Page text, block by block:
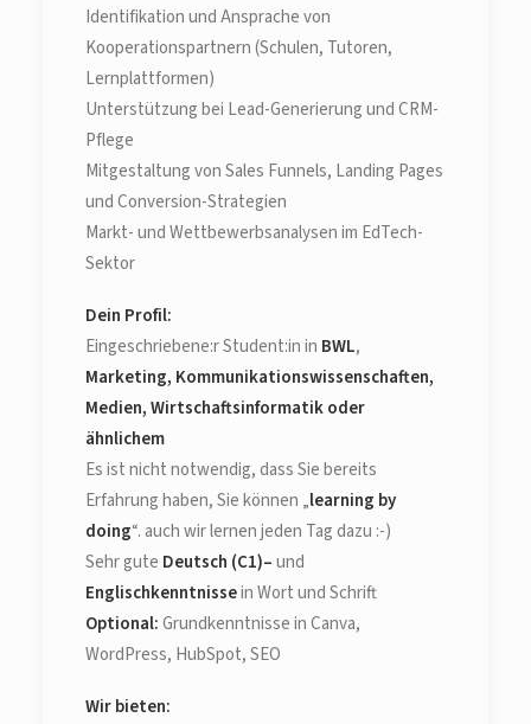
Identifikation und Ansprache von
Kooperationspartnern (Schulen, Tutoren,
Lernplattformen)
Unterstützung bei Lead-Generierung und CRM-
Pflege
Mitgestaltung von Sales Funnels, Landing Pages
und Conversion-Strategien
Markt- und Wettbewerbsanalysen im EdTech-
Sektor
Dein Profil:
Eingeschriebene:r Student:in in BWL,
Marketing, Kommunikationswissenschaften,
Medien, Wirtschaftsinformatik oder
ähnlichem
Es ist nicht notwendig, dass Sie bereits
Erfahrung haben, Sie können „learning by
doing“. auch wir lernen jeden Tag dazu :-)
Sehr gute Deutsch (C1)–und
Englischkenntnissein Wort und Schrift
Optional:Grundkenntnisse in Canva,
WordPress, HubSpot, SEO
Wir bieten: